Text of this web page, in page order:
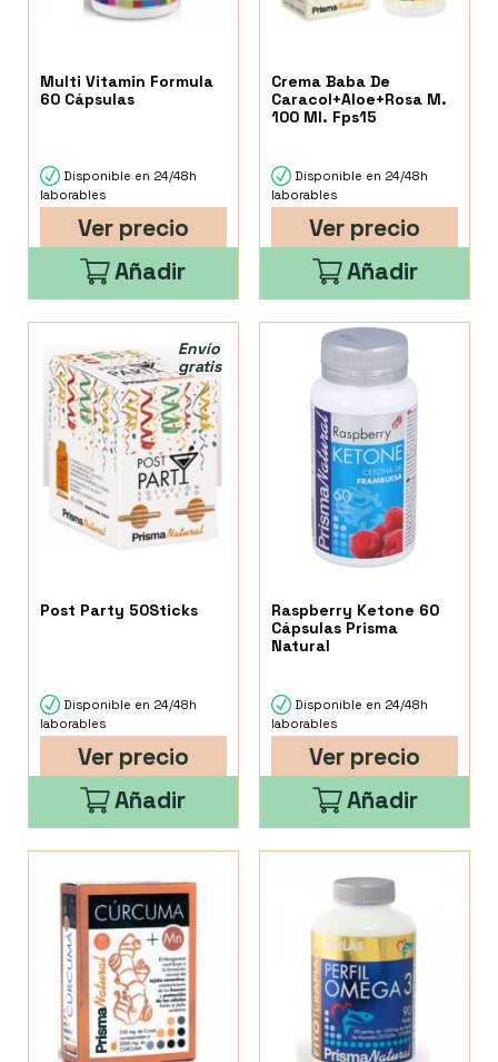
Multi Vitamin Formula
60 Cápsulas
Disponible en 24/48h
laborables
Ver precio
Añadir
Crema Baba De
Caracol+Aloe+Rosa M.
100 Ml. Fps15
Disponible en 24/48h
laborables
Ver precio
Añadir
Post Party 50Sticks
Envío
gratis
Disponible en 24/48h
laborables
Ver precio
Añadir
Raspberry Ketone 60
Cápsulas Prisma
Natural
Disponible en 24/48h
laborables
Ver precio
Añadir